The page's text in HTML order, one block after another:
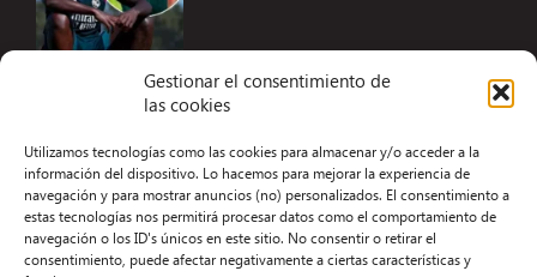
Gestionar el consentimiento de
las cookies
Utilizamos tecnologías como las cookies para almacenar y/o acceder a la
información del dispositivo. Lo hacemos para mejorar la experiencia de
navegación y para mostrar anuncios (no) personalizados. El consentimiento a
estas tecnologías nos permitirá procesar datos como el comportamiento de
navegación o los ID's únicos en este sitio. No consentir o retirar el
consentimiento, puede afectar negativamente a ciertas características y
Aviso Legal
Términos y condiciones
Política de privacidad